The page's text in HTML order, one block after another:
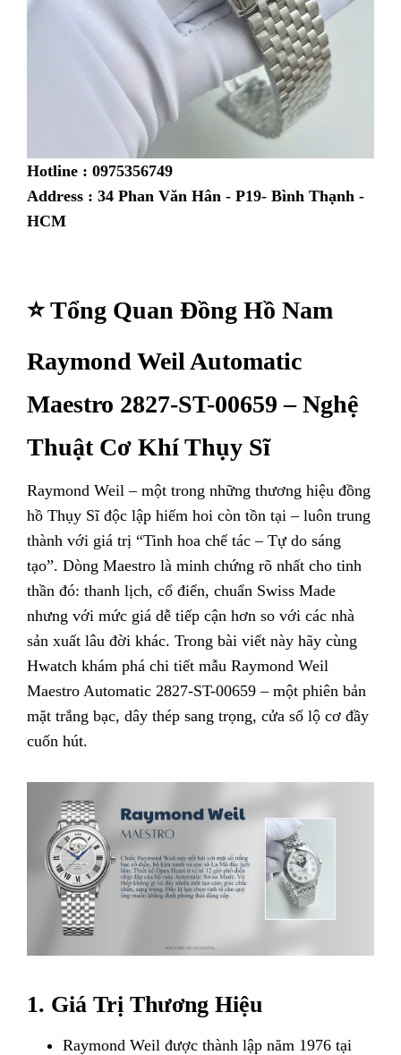
Hotline : 0975356749
Address : 34 Phan Văn Hân - P19- Bình Thạnh -
HCM
⭐ Tổng Quan Đồng Hồ Nam
Raymond Weil Automatic
Maestro 2827-ST-00659 – Nghệ
Thuật Cơ Khí Thụy Sĩ
Raymond Weil – một trong những thương hiệu đồng
hồ Thụy Sĩ độc lập hiếm hoi còn tồn tại – luôn trung
thành với giá trị “Tinh hoa chế tác – Tự do sáng
tạo”. Dòng Maestro là minh chứng rõ nhất cho tinh
thần đó: thanh lịch, cổ điển, chuẩn Swiss Made
nhưng với mức giá dễ tiếp cận hơn so với các nhà
sản xuất lâu đời khác. Trong bài viết này hãy cùng
Hwatch khám phá chi tiết mẫu Raymond Weil
Maestro Automatic 2827-ST-00659 – một phiên bản
mặt trắng bạc, dây thép sang trọng, cửa sổ lộ cơ đầy
cuốn hút.
1. Giá Trị Thương Hiệu
Raymond Weil được thành lập năm 1976 tại